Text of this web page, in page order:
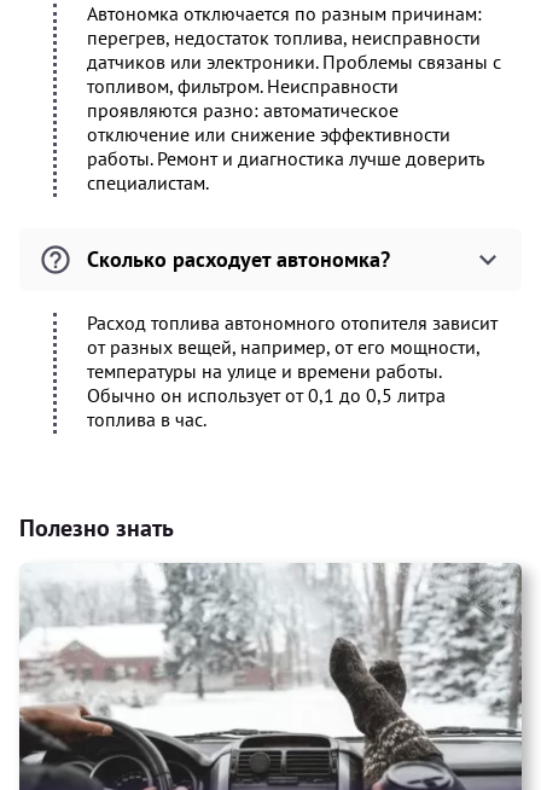
Автономка отключается по разным причинам:
перегрев, недостаток топлива, неисправности
датчиков или электроники. Проблемы связаны с
топливом, фильтром. Неисправности
проявляются разно: автоматическое
отключение или снижение эффективности
работы. Ремонт и диагностика лучше доверить
специалистам.
Сколько расходует автономка?
Расход топлива автономного отопителя зависит
от разных вещей, например, от его мощности,
температуры на улице и времени работы.
Обычно он использует от 0,1 до 0,5 литра
топлива в час.
Полезно знать